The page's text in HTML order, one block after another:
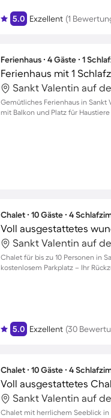
5.0 Exzellent (1
Ferienhaus ∙ 4 Gäste ∙ 1
Ferienhaus mit 1
Gemütliches Ferienhaus in Sankt
mit Balkon und Platz für Haustiere
Chalet ∙ 10 Gäste ∙ 4
Chalet für bis zu 10 Personen in
kostenlosem Parkplatz – Ihr
5.0 Exzellent (30
Chalet ∙ 10 Gäste ∙ 4
Chalet mit herrlichem Seeblick in